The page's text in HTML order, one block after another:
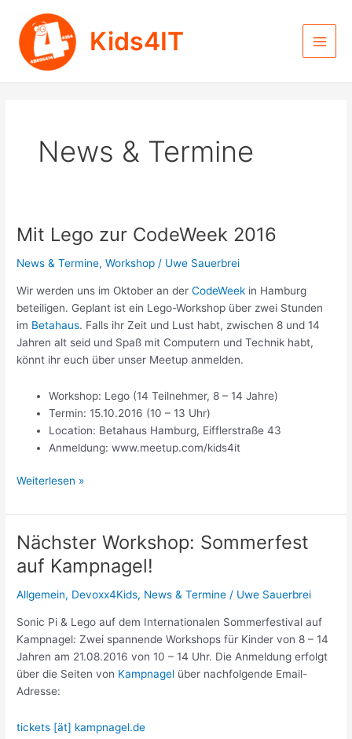
Inhalt
springen
Kids4IT
Main
News & Termine
Mit Lego zur CodeWeek 2016
News & Termine,Workshop / Uwe Sauerbrei
Wir werden uns im Oktober an derCodeWeek in Hamburg
beteiligen. Geplant ist ein Lego-Workshop über zwei Stunden
im Betahaus. Falls ihr Zeit und Lust habt, zwischen 8 und 14
Jahren alt seid und Spaß mit Computern und Technik habt,
könnt ihr euch über unser Meetup anmelden.
Workshop: Lego (14 Teilnehmer, 8 – 14 Jahre)
Termin: 15.10.2016 (10 – 13 Uhr)
Location: Betahaus Hamburg, Eifflerstraße 43
Anmeldung: www.meetup.com/kids4it
Mit
zur
CodeWeek
2016
Weiterlesen »
Nächster Workshop: Sommerfest
auf Kampnagel!
Allgemein, Devoxx4Kids, News & Termine / Uwe Sauerbrei
Sonic Pi & Lego auf dem Internationalen Sommerfestival auf
Kampnagel: Zwei spannende Workshops für Kinder von 8 – 14
Jahren am 21.08.2016 von 10 – 14 Uhr. Die Anmeldung erfolgt
über die Seiten von Kampnagel über nachfolgende Email-
Adresse:
tickets [ät] kampnagel.de